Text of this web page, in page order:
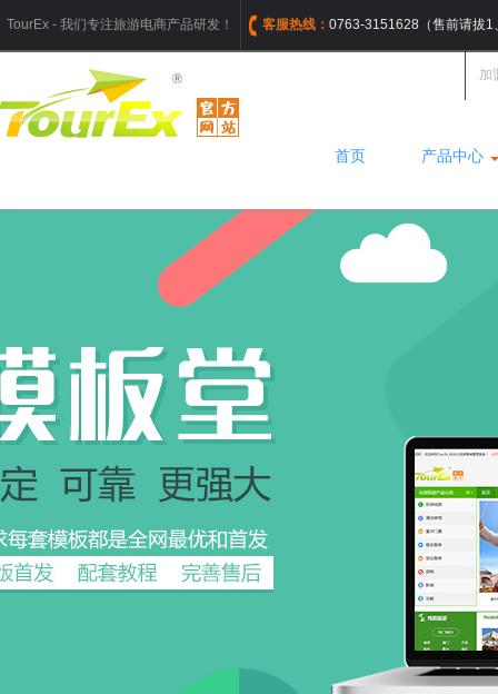
TourEx - 我们专注旅游电商产品研发！ 客服热线： 0763-3151628（售前请拔1
加
首页 产品中心